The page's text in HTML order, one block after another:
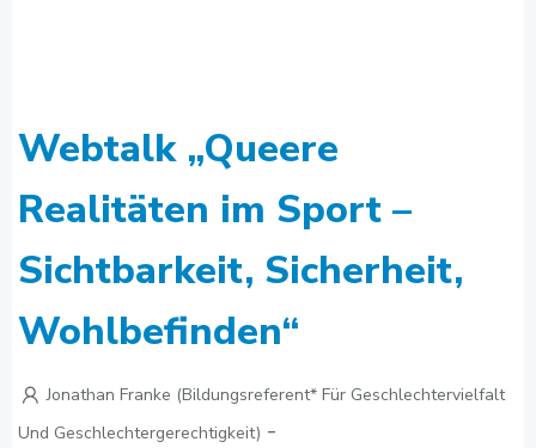
Webtalk „Queere
Realitäten im Sport –
Sichtbarkeit, Sicherheit,
Wohlbefinden“
Jonathan Franke (Bildungsreferent* Für Geschlechtervielfalt
Und Geschlechtergerechtigkeit) -